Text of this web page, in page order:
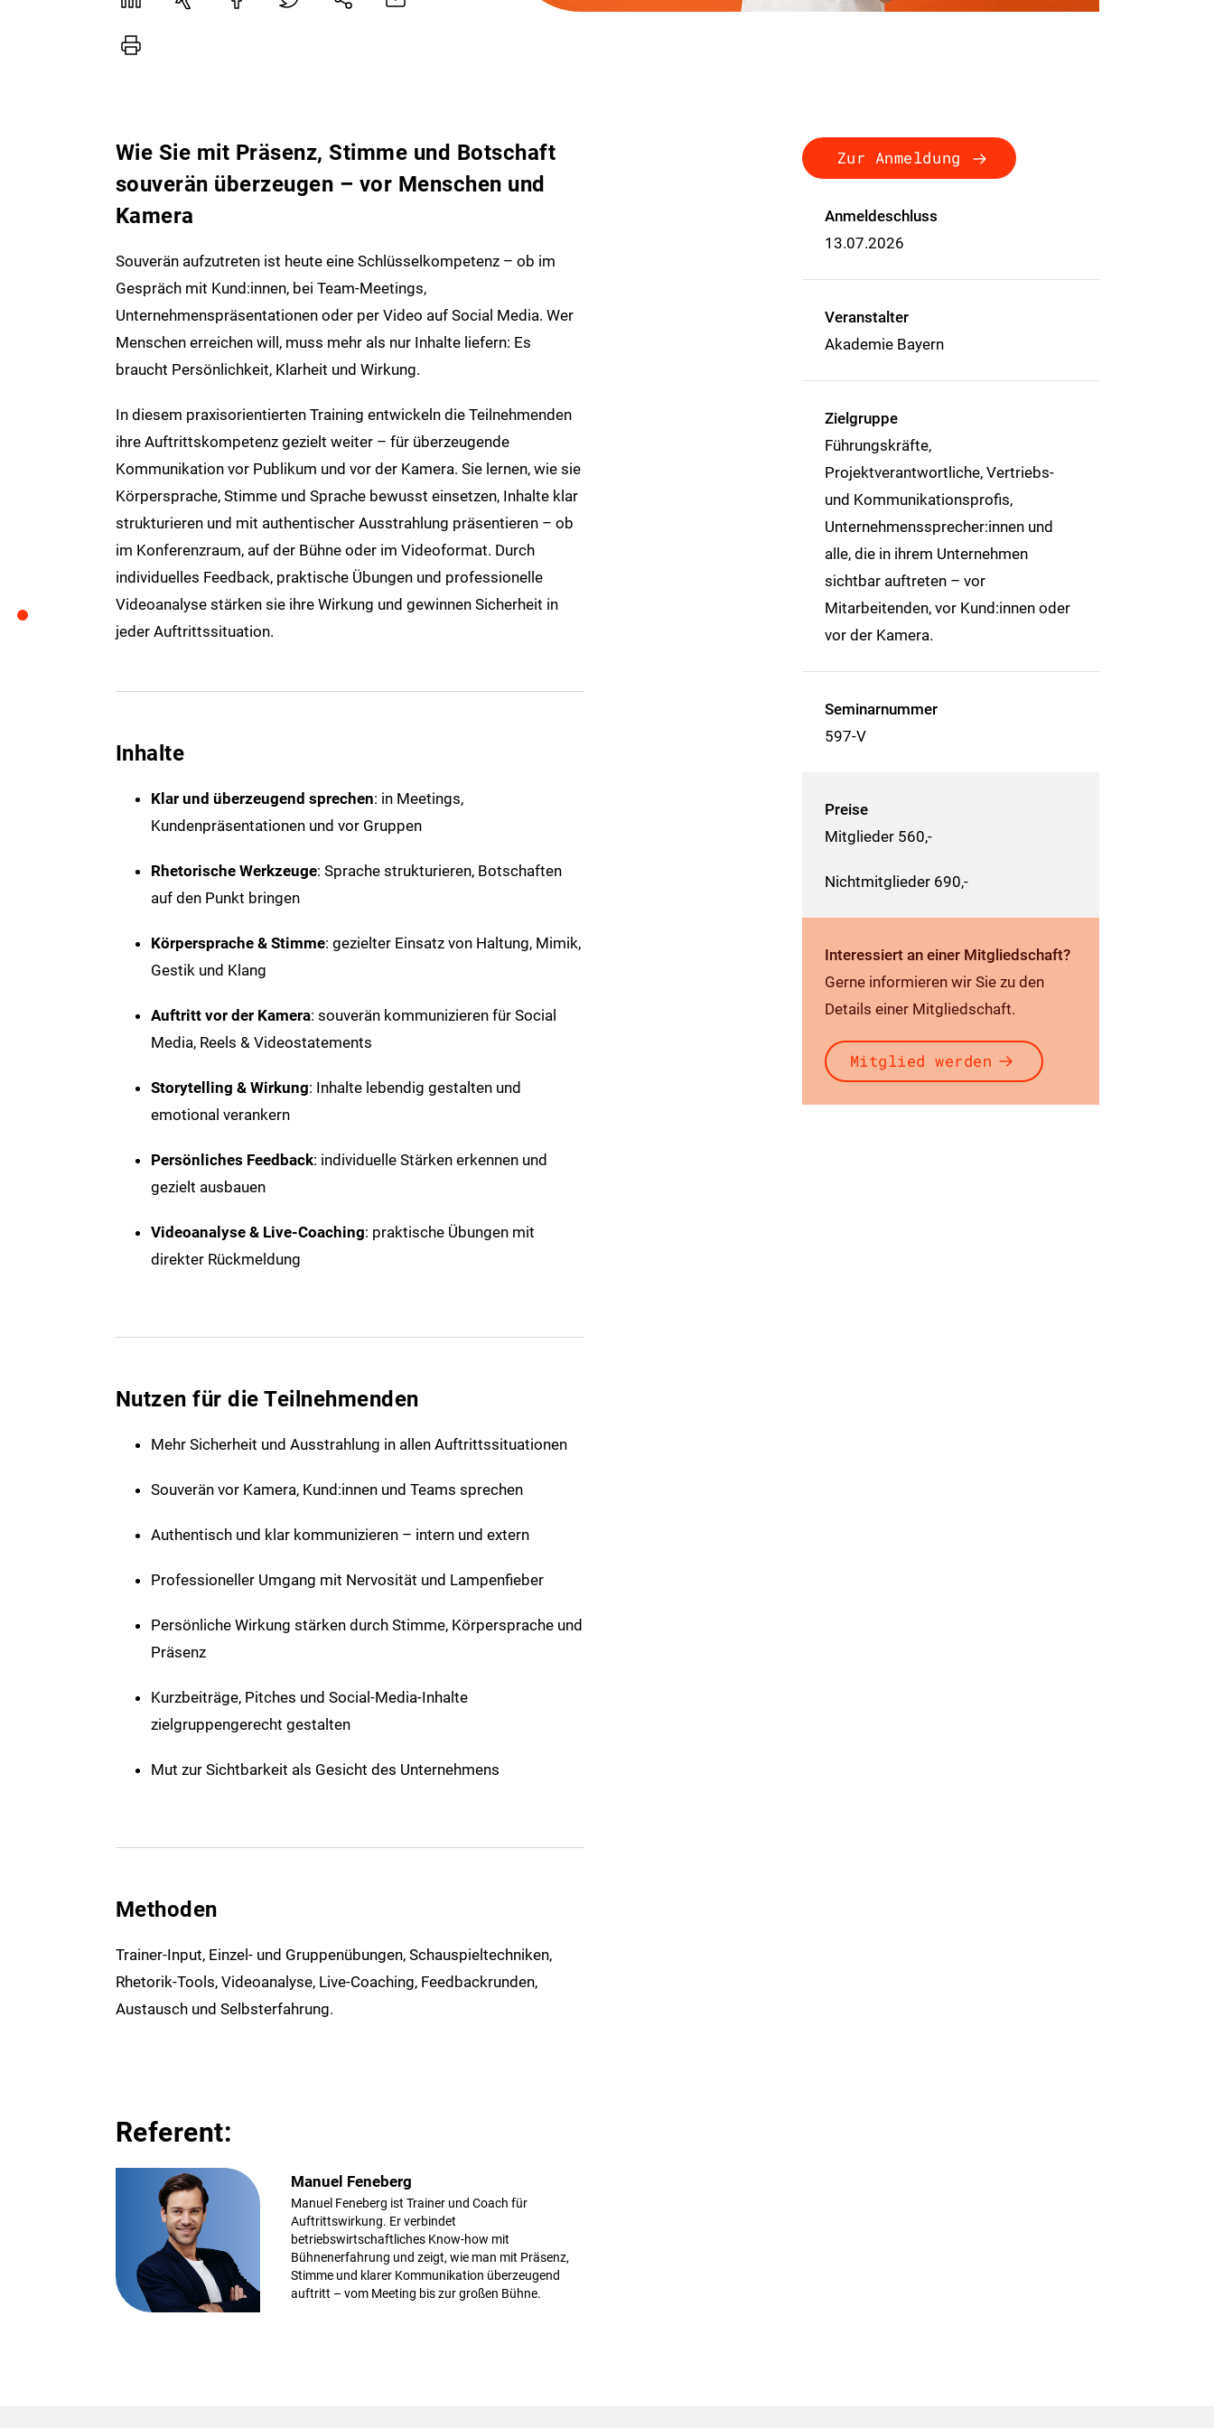
Wie Sie mit Präsenz, Stimme und Botschaft
souverän überzeugen – vor Menschen und
Kamera
Souverän aufzutreten ist heute eine Schlüsselkompetenz – ob im
Gespräch mit Kund:innen, bei Team-Meetings,
Unternehmenspräsentationen oder per Video auf Social Media. Wer
Menschen erreichen will, muss mehr als nur Inhalte liefern: Es
braucht Persönlichkeit, Klarheit und Wirkung.
In diesem praxisorientierten Training entwickeln die Teilnehmenden
ihre Auftrittskompetenz gezielt weiter – für überzeugende
Kommunikation vor Publikum und vor der Kamera. Sie lernen, wie sie
Körpersprache, Stimme und Sprache bewusst einsetzen, Inhalte klar
strukturieren und mit authentischer Ausstrahlung präsentieren – ob
im Konferenzraum, auf der Bühne oder im Videoformat. Durch
individuelles Feedback, praktische Übungen und professionelle
Videoanalyse stärken sie ihre Wirkung und gewinnen Sicherheit in
jeder Auftrittssituation.
Inhalte
Klar und überzeugend sprechen: in Meetings,
Kundenpräsentationen und vor Gruppen
Rhetorische Werkzeuge: Sprache strukturieren, Botschaften
auf den Punkt bringen
Körpersprache & Stimme: gezielter Einsatz von Haltung, Mimik,
Gestik und Klang
Auftritt vor der Kamera: souverän kommunizieren für Social
Media, Reels & Videostatements
Storytelling & Wirkung: Inhalte lebendig gestalten und
emotional verankern
Persönliches Feedback: individuelle Stärken erkennen und
gezielt ausbauen
Videoanalyse & Live-Coaching: praktische Übungen mit
direkter Rückmeldung
Nutzen für die Teilnehmenden
Mehr Sicherheit und Ausstrahlung in allen Auftrittssituationen
Souverän vor Kamera, Kund:innen und Teams sprechen
Authentisch und klar kommunizieren – intern und extern
Professioneller Umgang mit Nervosität und Lampenfieber
Persönliche Wirkung stärken durch Stimme, Körpersprache und
Präsenz
Kurzbeiträge, Pitches und Social-Media-Inhalte
zielgruppengerecht gestalten
Mut zur Sichtbarkeit als Gesicht des Unternehmens
Methoden
Trainer-Input, Einzel- und Gruppenübungen, Schauspieltechniken,
Rhetorik-Tools, Videoanalyse, Live-Coaching, Feedbackrunden,
Austausch und Selbsterfahrung.
Referent:
Manuel Feneberg
Manuel Feneberg ist Trainer und Coach für
Auftrittswirkung. Er verbindet
betriebswirtschaftliches Know-how mit
Bühnenerfahrung und zeigt, wie man mit Präsenz,
Stimme und klarer Kommunikation überzeugend
auftritt – vom Meeting bis zur großen Bühne.
Zur Anmeldung
Anmeldeschluss
13.07.2026
Veranstalter
Akademie Bayern
Zielgruppe
Führungskräfte,
Projektverantwortliche, Vertriebs-
und Kommunikationsprofis,
Unternehmenssprecher:innen und
alle, die in ihrem Unternehmen
sichtbar auftreten – vor
Mitarbeitenden, vor Kund:innen oder
vor der Kamera.
Seminarnummer
597-V
Preise
Mitglieder 560,-
Nichtmitglieder 690,-
Interessiert an einer Mitgliedschaft?
Gerne informieren wir Sie zu den
Details einer Mitgliedschaft.
Mitglied werden